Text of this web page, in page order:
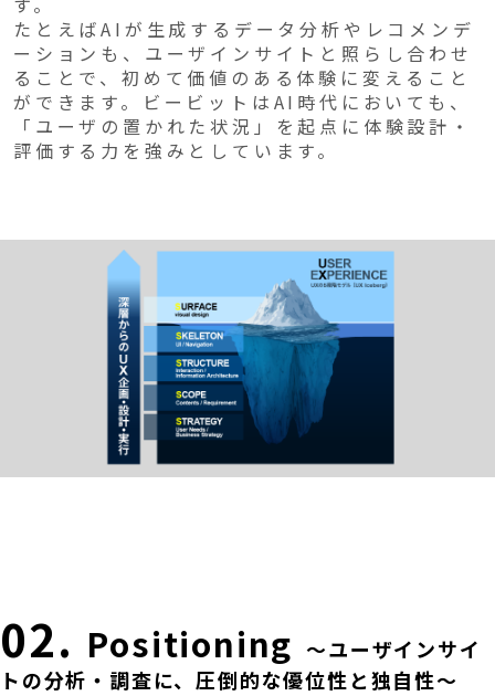
たとえばAIが生成するデータ分析やレコメンデ
ーションも、ユーザインサイトと照らし合わせ
ることで、初めて価値のある体験に変えること
ができます。ビービットはAI時代においても、
「ユーザの置かれた状況」を起点に体験設計・
評価する力を強みとしています。
02. Positioning ～ユーザインサイ
トの分析・調査に、圧倒的な優位性と独自性～